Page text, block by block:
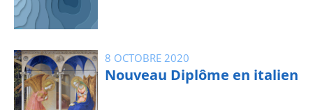
8 OCTOBRE 2020
Nouveau Diplôme en italien